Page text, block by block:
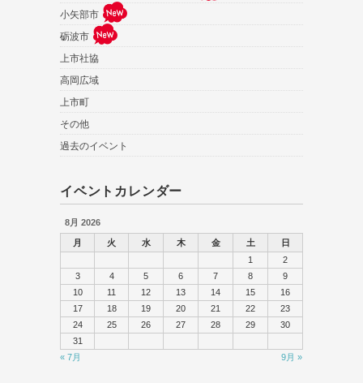
小矢部市
砺波市
上市社協
高岡広域
上市町
その他
過去のイベント
イベントカレンダー
8月 2026
月 火 水 木 金 土
日
1
2
3
4 5 6 7 8
9
10
11 12 13 14 15
16
17
18 19 20 21 22
23
24
25 26 27 28 29
30
31
« 7月
9月 »